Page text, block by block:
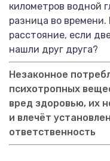
километров водной
разница во
расстояние, если
нашли друг друга?
Незаконное
психотропных
вред здоровью, их
и влечёт
ответственность